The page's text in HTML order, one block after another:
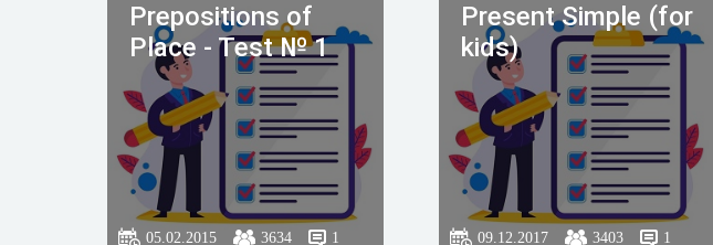
Prepositions of
Place - Test № 1
05.02.2015 3634 1
Present Simple (for
kids)
09.12.2017 3403 1